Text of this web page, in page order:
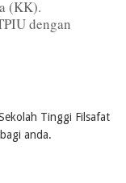
(KK).
dengan
Tinggi Filsafat
anda.